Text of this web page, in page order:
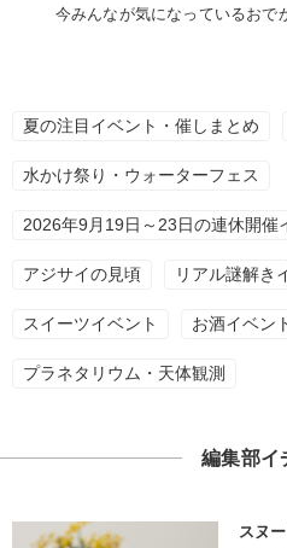
今みんなが気になっているおで
夏の注目イベント・催しまとめ
水かけ祭り・ウォーターフェス
2026年9月19日～23日の連休開催
アジサイの見頃 リアル謎解き
スイーツイベント お酒イベン
プラネタリウム・天体観測
編集部イ
スヌ